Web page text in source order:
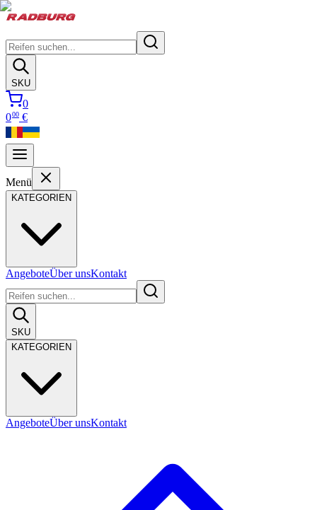
SKU
0
000 €
Menü
KATEGORIEN
AngeboteÜber unsKontakt
SKU
KATEGORIEN
AngeboteÜber unsKontakt